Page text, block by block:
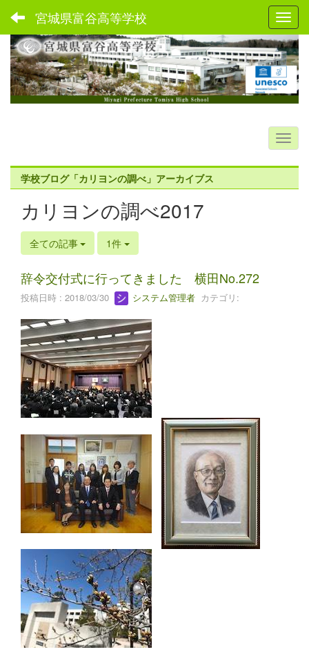
宮城県富谷高等学校
学校ブログ「カリヨンの調べ」アーカイブス
カリヨンの調べ2017
全ての記事 1件
辞令交付式に行ってきました 横田No.272
投稿日時 : 2018/03/30 システム管理者 カテゴリ: